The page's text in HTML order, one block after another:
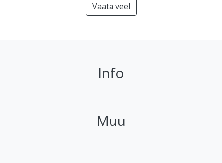
Vaata veel
Info
Muu